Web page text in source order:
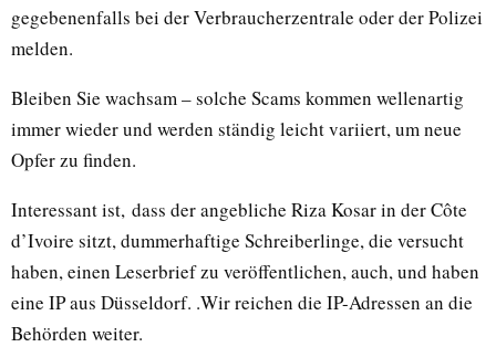
gegebenenfalls bei der Verbraucherzentrale oder der Polizei
melden.
Bleiben Sie wachsam – solche Scams kommen wellenartig
immer wieder und werden ständig leicht variiert, um neue
Opfer zu finden.
Interessant ist, dass der angebliche Riza Kosar in der Côte
d’Ivoire sitzt, dummerhaftige Schreiberlinge, die versucht
haben, einen Leserbrief zu veröffentlichen, auch, und haben
eine IP aus Düsseldorf. .Wir reichen die IP-Adressen an die
Behörden weiter.